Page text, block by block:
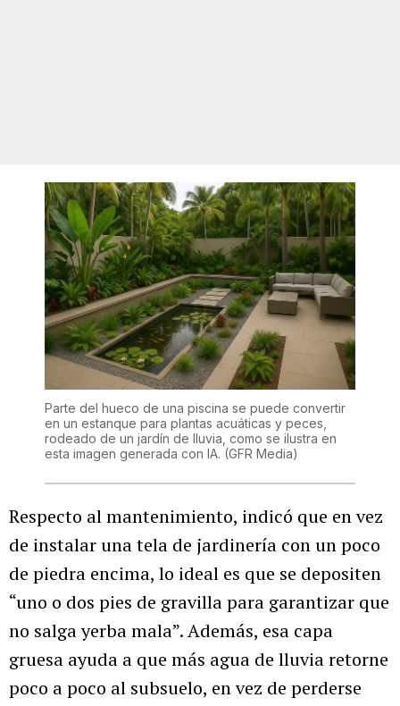
Parte del hueco de una piscina se puede convertir
en un estanque para plantas acuáticas y peces,
rodeado de un jardín de lluvia, como se ilustra en
esta imagen generada con IA. (GFR Media)
Respecto al mantenimiento, indicó que en vez
de instalar una tela de jardinería con un poco
de piedra encima, lo ideal es que se depositen
“uno o dos pies de gravilla para garantizar que
no salga yerba mala”. Además, esa capa
gruesa ayuda a que más agua de lluvia retorne
poco a poco al subsuelo, en vez de perderse